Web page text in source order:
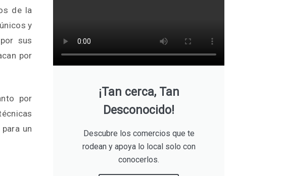
de la
y
sus
por
por
un
¡Tan cerca, Tan
Desconocido!
Descubre los comercios que te
rodean y apoya lo local solo con
conocerlos.